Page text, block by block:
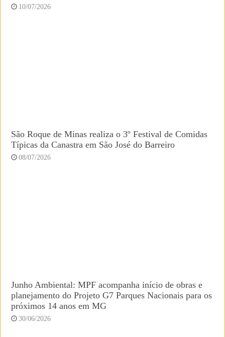
10/07/2026
São Roque de Minas realiza o 3º Festival de Comidas
Típicas da Canastra em São José do Barreiro
08/07/2026
Junho Ambiental: MPF acompanha início de obras e
planejamento do Projeto G7 Parques Nacionais para os
próximos 14 anos em MG
30/06/2026